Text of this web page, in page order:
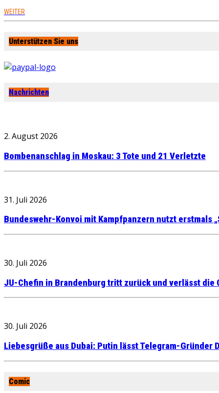
WEITER
Unterstützen Sie uns
Nachrichten
2. August 2026
Bombenanschlag in Moskau: 3 Tote und 21 Verletzte
31. Juli 2026
Bundeswehr-Konvoi mit Kampfpanzern nutzt erstmals
30. Juli 2026
JU-Chefin in Brandenburg tritt zurück und verlässt die
30. Juli 2026
Liebesgrüße aus Dubai: Putin lässt Telegram-Gründer
Comic